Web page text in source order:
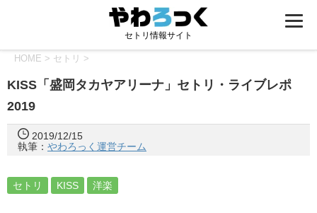
セトリ情報サイト
HOME > セトリ >
KISS「盛岡タカヤアリーナ」セトリ・ライブレポ
2019
2019/12/15
執筆： やわろっく運営チーム
セトリ KISS 洋楽